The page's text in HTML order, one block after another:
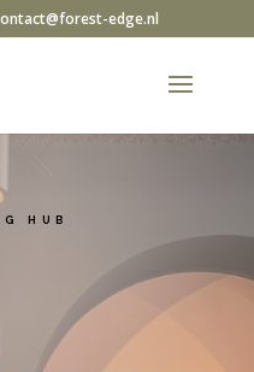
edge.nl
HUB